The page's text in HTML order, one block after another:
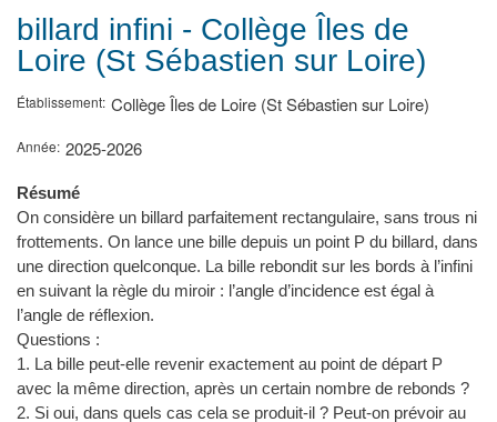
d'Ariane
billard infini - Collège Îles de
Loire (St Sébastien sur Loire)
Établissement Collège Îles de Loire (St Sébastien sur Loire)
Année 2025-2026
Résumé
On considère un billard parfaitement rectangulaire, sans trous ni
frottements. On lance une bille depuis un point P du billard, dans
une direction quelconque. La bille rebondit sur les bords à l’infini
en suivant la règle du miroir : l’angle d’incidence est égal à
l’angle de réflexion.
Questions :
1. La bille peut-elle revenir exactement au point de départ P
avec la même direction, après un certain nombre de rebonds ?
2. Si oui, dans quels cas cela se produit-il ? Peut-on prévoir au